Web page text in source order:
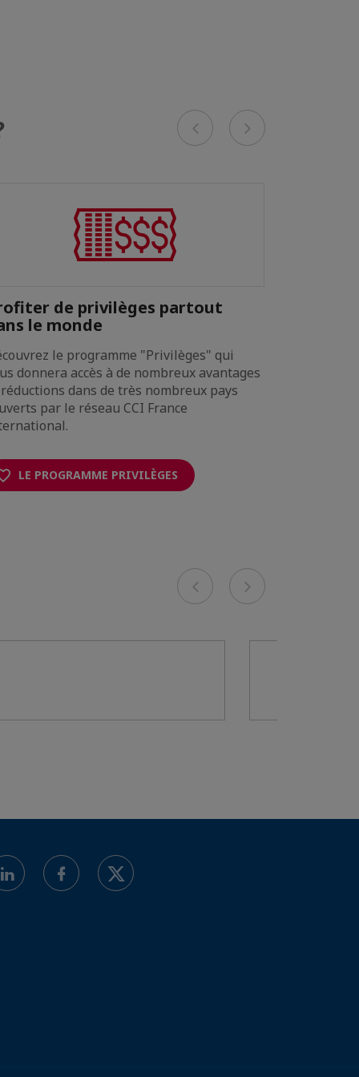
Previous
de privilèges partout
le monde
le programme "Privilèges" qui
donnera accès à de nombreux avantages
dans de très nombreux pays
par le réseau CCI France
LE PROGRAMME PRIVILÈGES
Previous